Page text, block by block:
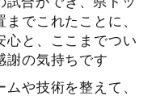
でこれたことに、
心と、ここまでつい
謝の気持ちです
や技術を整えて、